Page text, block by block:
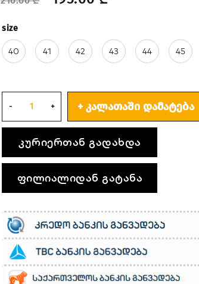
size
40 41 42 43 44 45
ᲙᲐᲚᲐᲗᲐᲨᲘ ᲓᲐᲛᲐᲢᲔᲑᲐ
კურიერთან გადახდა
ფილიალიდან გატანა